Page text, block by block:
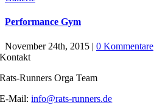
Performance Gym
November 24th, 2015 | 0 Kommentare
Kontakt
Rats-Runners Orga Team
E-Mail:info@rats-runners.de